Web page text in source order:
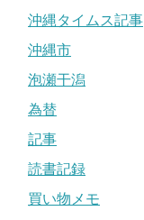
沖縄タイムス記事
沖縄市
泡瀬干潟
為替
記事
読書記録
買い物メモ